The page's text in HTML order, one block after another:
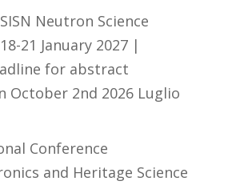
Neutron Science
21 January 2027 |
for abstract
October 2nd 2026 Luglio
Conference
and Heritage Science